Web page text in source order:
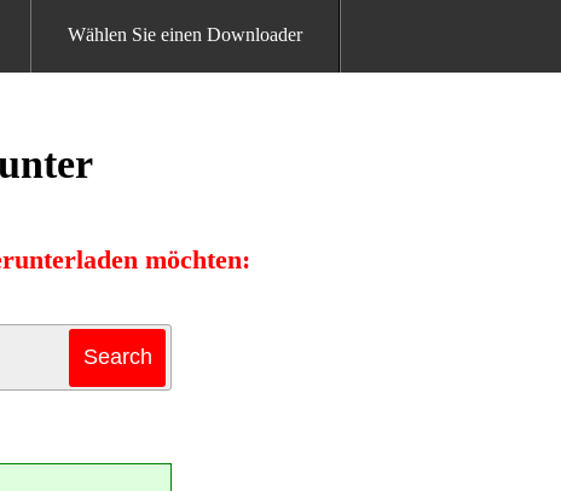
Wählen Sie einen Downloader
möchten: